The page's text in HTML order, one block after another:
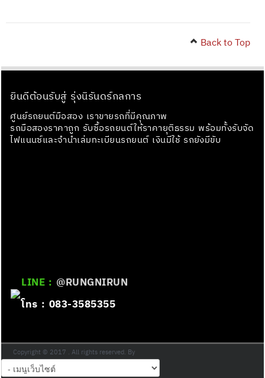
Back to Top
ยินดีต้อนรับสู่ รุ่งนิรันดร์กลการ
ศูนย์รถยนต์มือสอง เราขายรถที่มีคุณภาพ
รถมือสองราคาถูก รับซื้อรถยนต์ให้ราคายุติธรรม พร้อมทั้งรับจัด
ไฟแนนซ์และจำนำเล่มทะเบียนรถยนต์ เงินมีใช้ รถยังมีขับ
LINE : @RUNGNIRUN
โทร : 083-3585355
Copyright © 2017 . All rights reserved. By